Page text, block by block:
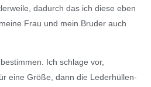
dadurch das ich diese eben
Frau und mein Bruder auch
Ich schlage vor,
eine Größe, dann die Lederhüllen-